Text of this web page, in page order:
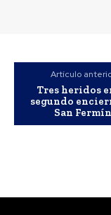
Artículo
Tres heridos
segundo
San Fermín